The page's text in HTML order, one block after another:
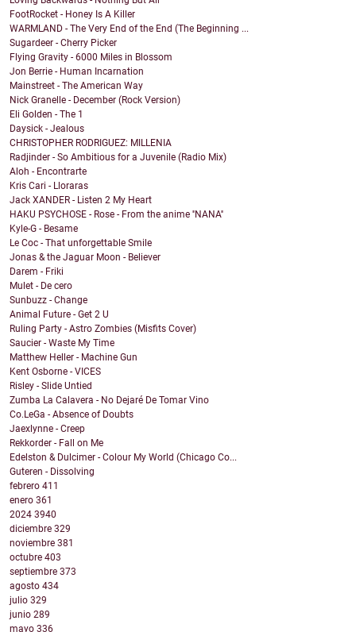
FootRocket - Honey Is A Killer
WARMLAND - The Very End of the End (The Beginning ...
Sugardeer - Cherry Picker
Flying Gravity - 6000 Miles in Blossom
Jon Berrie - Human Incarnation
Mainstreet - The American Way
Nick Granelle - December (Rock Version)
Eli Golden - The 1
Daysick - Jealous
CHRISTOPHER RODRIGUEZ: MILLENIA
Radjinder - So Ambitious for a Juvenile (Radio Mix)
Aloh - Encontrarte
Kris Cari - Lloraras
Jack XANDER - Listen 2 My Heart
HAKU PSYCHOSE - Rose - From the anime ''NANA''
Kyle-G - Besame
Le Coc - That unforgettable Smile
Jonas & the Jaguar Moon - Believer
Darem - Friki
Mulet - De cero
Sunbuzz - Change
Animal Future - Get 2 U
Ruling Party - Astro Zombies (Misfits Cover)
Saucier - Waste My Time
Matthew Heller - Machine Gun
Kent Osborne - VICES
Risley - Slide Untied
Zumba La Calavera - No Dejaré De Tomar Vino
Co.LeGa - Absence of Doubts
Jaexlynne - Creep
Rekkorder - Fall on Me
Edelston & Dulcimer - Colour My World (Chicago Co...
Guteren - Dissolving
febrero 411
enero 361
2024 3940
diciembre 329
noviembre 381
octubre 403
septiembre 373
agosto 434
julio 329
junio 289
mayo 336